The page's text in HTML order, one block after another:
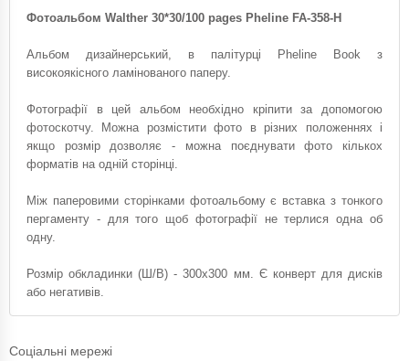
Фотоальбом Walther 30*30/100 pages Pheline FA-358-H
Альбом дизайнерський, в палітурці Pheline Book з
високоякісного ламінованого паперу.
Фотографії в цей альбом необхідно кріпити за допомогою
фотоскотчу. Можна розмістити фото в різних положеннях і
якщо розмір дозволяє - можна поєднувати фото кількох
форматів на одній сторінці.
Між паперовими сторінками фотоальбому є вставка з тонкого
пергаменту - для того щоб фотографії не терлися одна об
одну.
Розмір обкладинки (Ш/В) - 300х300 мм. Є конверт для дисків
або негативів.
Соціальні мережі